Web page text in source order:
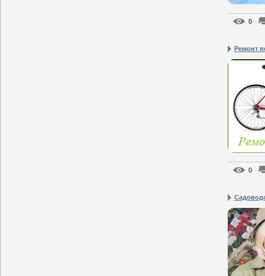
0
Ремонт
0